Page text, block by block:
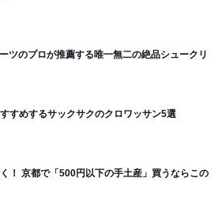
ツのプロが推薦する唯一無二の絶品シュークリ
すめするサックサクのクロワッサン5選
！ 京都で「500円以下の手土産」買うならこの